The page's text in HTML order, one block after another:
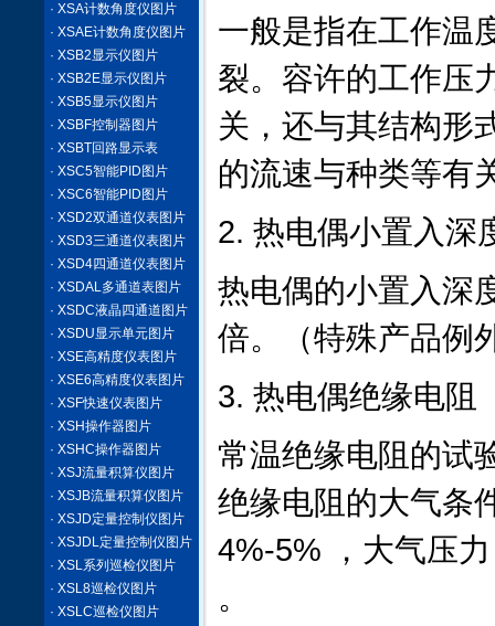
· XSA计数角度仪图片
· XSAE计数角度仪图片
· XSB2显示仪图片
· XSB2E显示仪图片
· XSB5显示仪图片
· XSBF控制器图片
· XSBT回路显示表
· XSC5智能PID图片
· XSC6智能PID图片
· XSD2双通道仪表图片
· XSD3三通道仪表图片
· XSD4四通道仪表图片
· XSDAL多通道表图片
· XSDC液晶四通道图片
· XSDU显示单元图片
· XSE高精度仪表图片
· XSE6高精度仪表图片
· XSF快速仪表图片
· XSH操作器图片
· XSHC操作器图片
· XSJ流量积算仪图片
· XSJB流量积算仪图片
· XSJD定量控制仪图片
· XSJDL定量控制仪图片
· XSL系列巡检仪图片
· XSL8巡检仪图片
· XSLC巡检仪图片
一般是指在工作温
裂。容许的工作压
关，还与其结构形
的流速与种类等有
2. 热电偶小置入深
热电偶的小置入深
倍。（特殊产品例
3. 热电偶绝缘电阻
常温绝缘电阻的试
绝缘电阻的大气条
4%-5% ，大气压
。